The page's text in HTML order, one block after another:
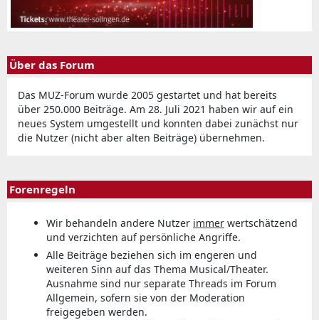
Über das Forum
Das MUZ-Forum wurde 2005 gestartet und hat bereits
über 250.000 Beiträge. Am 28. Juli 2021 haben wir auf ein
neues System umgestellt und konnten dabei zunächst nur
die Nutzer (nicht aber alten Beiträge) übernehmen.
Forenregeln
Wir behandeln andere Nutzer immer wertschätzend
und verzichten auf persönliche Angriffe.
Alle Beiträge beziehen sich im engeren und
weiteren Sinn auf das Thema Musical/Theater.
Ausnahme sind nur separate Threads im Forum
Allgemein, sofern sie von der Moderation
freigegeben werden.